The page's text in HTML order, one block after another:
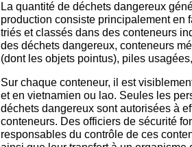
La quantité de déchets dangereux
production consiste principalement en
triés et classés dans des conteneurs
des déchets dangereux, conteneurs
(dont les objets pointus), piles
Sur chaque conteneur, il est
et en vietnamien ou lao. Seules les
déchets dangereux sont autorisées à
conteneurs. Des officiers de sécurité
responsables du contrôle de ces